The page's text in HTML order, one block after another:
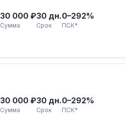
30 000 ₽
Сумма
30 дн.
Срок
0–292%
ПСК*
30 000 ₽
Сумма
30 дн.
Срок
0–292%
ПСК*